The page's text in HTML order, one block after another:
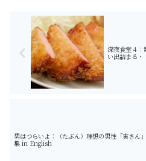
深夜食堂４
い出詰まる・
男はつらいよ：（たぶん）理想の男性「寅さん
集 in English